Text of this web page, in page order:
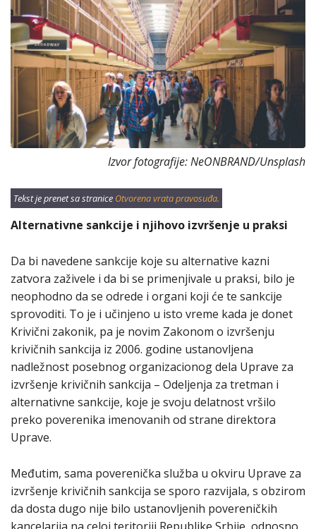
Izvor fotografije: NeONBRAND/Unsplash
Tekst je prenet sa stranice Otvorena vrata pravosuđa.
Alternativne sankcije i njihovo izvršenje u praksi
Da bi navedene sankcije koje su alternative kazni
zatvora zaživele i da bi se primenjivale u praksi, bilo je
neophodno da se odrede i organi koji će te sankcije
sprovoditi. To je i učinjeno u isto vreme kada je donet
Krivični zakonik, pa je novim Zakonom o izvršenju
krivičnih sankcija iz 2006. godine ustanovljena
nadležnost posebnog organizacionog dela Uprave za
izvršenje krivičnih sankcija – Odeljenja za tretman i
alternativne sankcije, koje je svoju delatnost vršilo
preko poverenika imenovanih od strane direktora
Uprave.
Međutim, sama poverenička služba u okviru Uprave za
izvršenje krivičnih sankcija se sporo razvijala, s obzirom
da dosta dugo nije bilo ustanovljenih povereničkih